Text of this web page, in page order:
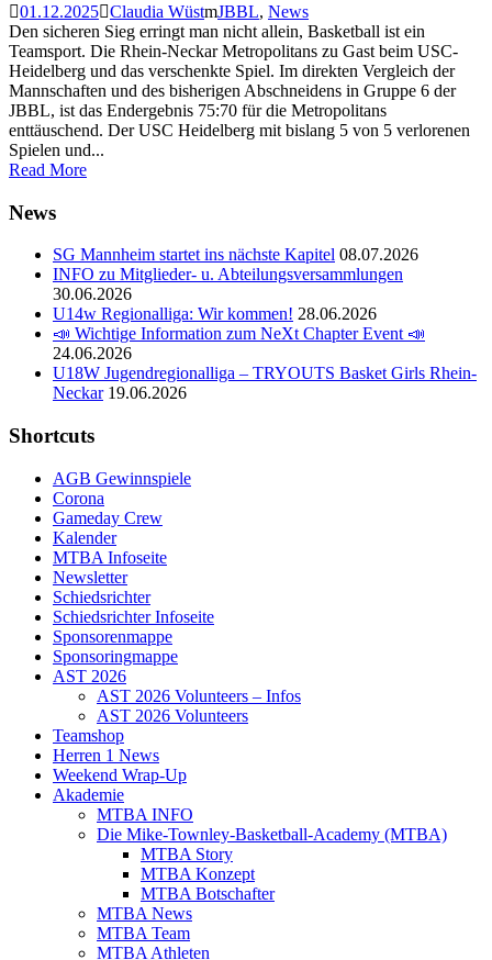
01.12.2025 Claudia Wüst JBBL, News
Den sicheren Sieg erringt man nicht allein, Basketball ist ein
Teamsport. Die Rhein-Neckar Metropolitans zu Gast beim USC-
Heidelberg und das verschenkte Spiel. Im direkten Vergleich der
Mannschaften und des bisherigen Abschneidens in Gruppe 6 der
JBBL, ist das Endergebnis 75:70 für die Metropolitans
enttäuschend. Der USC Heidelberg mit bislang 5 von 5 verlorenen
Spielen und...
Read More
News
SG Mannheim startet ins nächste Kapitel 08.07.2026
INFO zu Mitglieder- u. Abteilungsversammlungen
30.06.2026
U14w Regionalliga: Wir kommen! 28.06.2026
📣 Wichtige Information zum NeXt Chapter Event 📣
24.06.2026
U18W Jugendregionalliga – TRYOUTS Basket Girls Rhein-
Neckar 19.06.2026
Shortcuts
AGB Gewinnspiele
Corona
Gameday Crew
Kalender
MTBA Infoseite
Newsletter
Schiedsrichter
Schiedsrichter Infoseite
Sponsorenmappe
Sponsoringmappe
AST 2026
AST 2026 Volunteers – Infos
AST 2026 Volunteers
Teamshop
Herren 1 News
Weekend Wrap-Up
Akademie
MTBA INFO
Die Mike-Townley-Basketball-Academy (MTBA)
MTBA Story
MTBA Konzept
MTBA Botschafter
MTBA News
MTBA Team
MTBA Athleten